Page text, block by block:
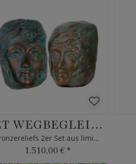
SET WEGBEGLEITER II
Bronzereliefs 2er Set aus limitierter Auflage
1.510,00 € *